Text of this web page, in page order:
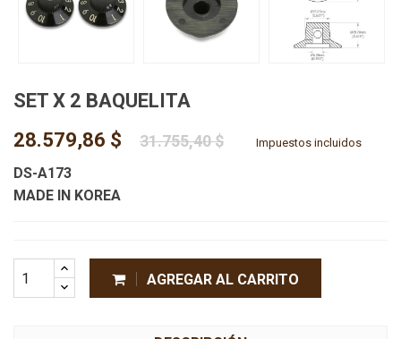
SET X 2 BAQUELITA
28.579,86 $
31.755,40 $ Impuestos incluidos
DS-A173
MADE IN KOREA
AGREGAR AL CARRITO